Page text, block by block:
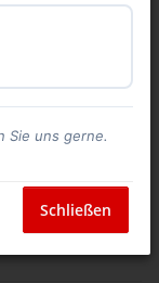
4" 20mm
Sie uns gerne.
Schließen